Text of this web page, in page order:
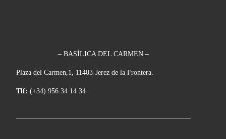
– BASÍLICA DEL CARMEN –
Plaza del Carmen,1, 11403-Jerez de la Frontera.
Tlf: (+34) 956 34 14 34